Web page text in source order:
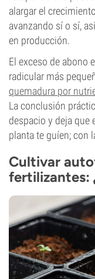
alargar el
avanzando sí o sí,
en producción.
El exceso de abono
radicular más
quemadura por
La conclusión
despacio y deja que
planta te guíen; con
Cultivar
fertilizantes: